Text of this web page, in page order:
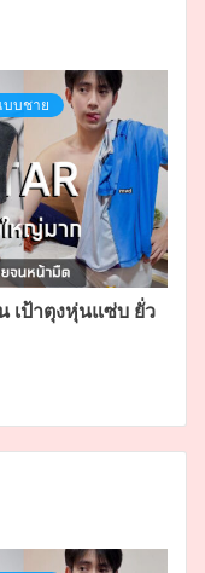
บบชาย
เป้าตุงหุ่นแซ่บ ยั่ว